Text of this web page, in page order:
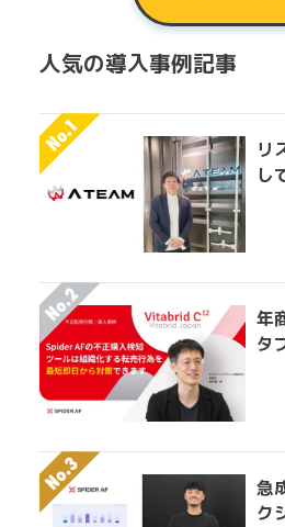
人気の導入事例記事
リ
し
年
タ
急
ク